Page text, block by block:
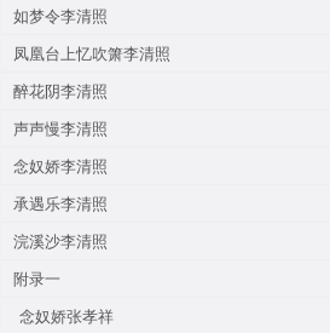
如梦令李清照
凤凰台上忆吹箫李清照
醉花阴李清照
声声慢李清照
念奴娇李清照
承遇乐李清照
浣溪沙李清照
附录一
念奴娇张孝祥